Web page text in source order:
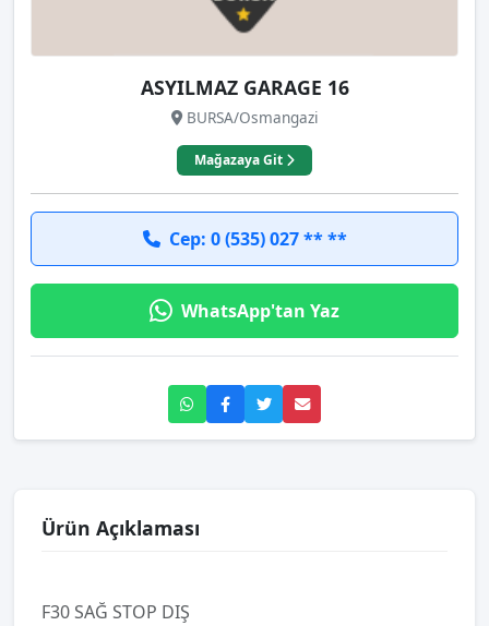
ASYILMAZ GARAGE 16
BURSA/Osmangazi
Mağazaya Git
Cep: 0 (535) 027 ** **
WhatsApp'tan Yaz
Ürün Açıklaması
F30 SAĞ STOP DIŞ